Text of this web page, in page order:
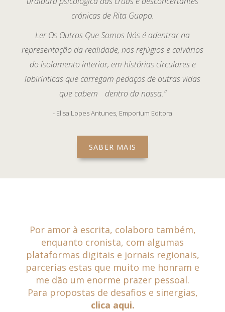
crónicas de Rita Guapo.
Ler Os Outros Que Somos Nós é adentrar na
representação da realidade, nos refúgios e calvários
do isolamento interior, em histórias circulares e
labirínticas que carregam pedaços de outras vidas
que cabem dentro da nossa.”
- Elisa Lopes Antunes, Emporium Editora
SABER MAIS
Por amor à escrita, colaboro também,
enquanto cronista, com algumas
plataformas digitais e jornais regionais,
parcerias estas que muito me honram e
me dão um enorme prazer pessoal.
Para propostas de desafios e sinergias,
clica aqui.